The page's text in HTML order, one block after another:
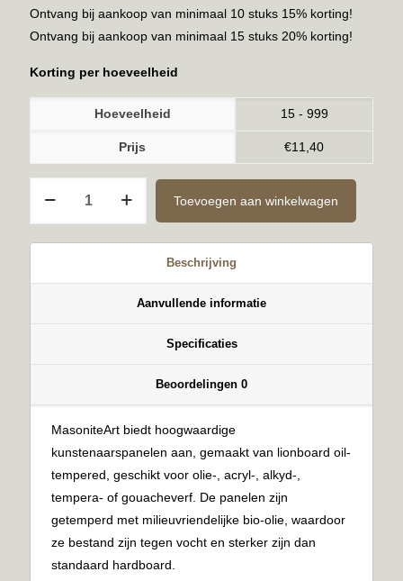
Ontvang bij aankoop van minimaal 10 stuks 15% korting!
Ontvang bij aankoop van minimaal 15 stuks 20% korting!
Korting per hoeveelheid
Hoeveelheid 15 - 999
Prijs €11,40
Toevoegen aan winkelwagen
Beschrijving
Aanvullende informatie
Specificaties
Beoordelingen 0
MasoniteArt biedt hoogwaardige
kunstenaarspanelen aan, gemaakt van lionboard oil-
tempered, geschikt voor olie-, acryl-, alkyd-,
tempera- of gouacheverf. De panelen zijn
getemperd met milieuvriendelijke bio-olie, waardoor
ze bestand zijn tegen vocht en sterker zijn dan
standaard hardboard.